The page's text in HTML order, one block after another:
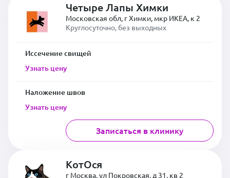
Четыре Лапы Химки
Московская обл, г Химки, мкр ИКЕА, к 2
Круглосуточно, без выходных
Иссечение свищей
Узнать цену
Наложение швов
Узнать цену
Записаться в клинику
КотОся
г Москва, ул Покровская, д 31, кв 2